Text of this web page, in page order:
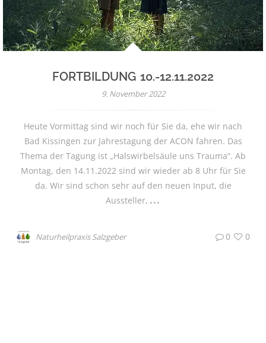
FORTBILDUNG 10.-12.11.2022
9. November 2022
Heute Vormittag sind wir noch für Sie da, ehe wir nach
Bad Kissingen zur Jahrestagung der ACON fahren. Das
Thema der Tagung ist „Halswirbelsäule uns Trauma“. Ab
Montag, den 14.11.2022 sind wir wieder ab 8 Uhr für Sie
da. Wir sind schon sehr auf den neuen Input, die
Aussteller,
Naturheilpraxis Salzgeber 0
0